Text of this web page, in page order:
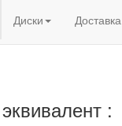
Диски Доставка
: